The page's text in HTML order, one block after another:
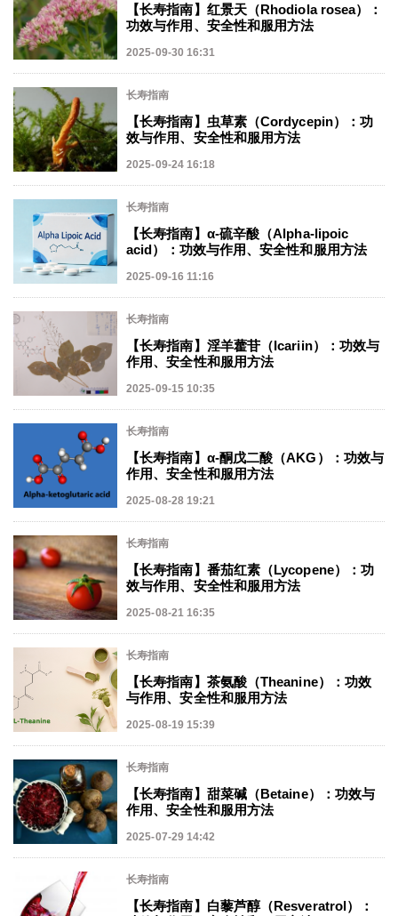
【长寿指南】红景天（Rhodiola rosea）：
功效与作用、安全性和服用方法
2025-09-30 16:31
长寿指南
【长寿指南】虫草素（Cordycepin）：功
效与作用、安全性和服用方法
2025-09-24 16:18
长寿指南
【长寿指南】α-硫辛酸（Alpha-lipoic
acid）：功效与作用、安全性和服用方法
2025-09-16 11:16
长寿指南
【长寿指南】淫羊藿苷（Icariin）：功效与
作用、安全性和服用方法
2025-09-15 10:35
长寿指南
【长寿指南】α-酮戊二酸（AKG）：功效与
作用、安全性和服用方法
2025-08-28 19:21
长寿指南
【长寿指南】番茄红素（Lycopene）：功
效与作用、安全性和服用方法
2025-08-21 16:35
长寿指南
【长寿指南】茶氨酸（Theanine）：功效
与作用、安全性和服用方法
2025-08-19 15:39
长寿指南
【长寿指南】甜菜碱（Betaine）：功效与
作用、安全性和服用方法
2025-07-29 14:42
长寿指南
【长寿指南】白藜芦醇（Resveratrol）：